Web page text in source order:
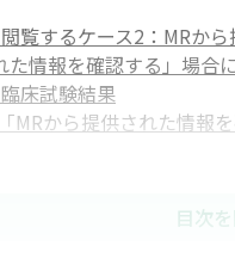
覧するケース2：MRか
た情報を確認する」場
床試験結果
MRから提供された情報